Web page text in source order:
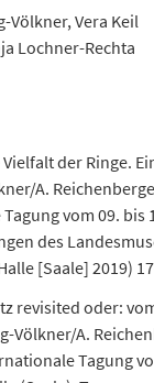
Völkner, Vera Keil
Lochner-Rechta
der Ringe.
A.
vom 09. bis
des
[Saale] 2019)
revisited oder:
Völkner/A.
Tagung